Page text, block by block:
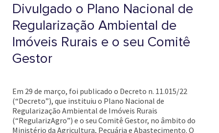
Divulgado o Plano Nacional de
Regularização Ambiental de
Imóveis Rurais e o seu Comitê
Gestor
Em 29 de março, foi publicado o Decreto n. 11.015/22
(“Decreto”), que instituiu o Plano Nacional de
Regularização Ambiental de Imóveis Rurais
(“RegularizAgro”) e o seu Comitê Gestor, no âmbito do
Ministério da Agricultura, Pecuária e Abastecimento. O